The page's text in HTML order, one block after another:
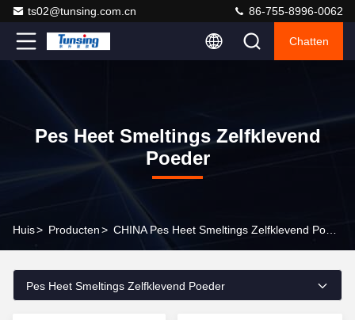
ts02@tunsing.com.cn 86-755-8996-0062
Chatten
Pes Heet Smeltings Zelfklevend
Poeder
Huis> Producten>
Pes Heet Smeltings Zelfklevend Poeder